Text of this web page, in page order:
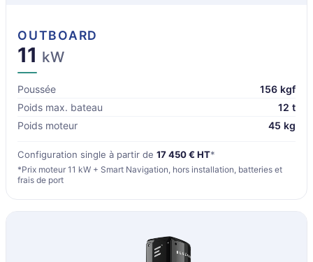
OUTBOARD
11 kW
Poussée
156 kgf
Poids max. bateau
12 t
Poids moteur
45 kg
Configuration single à partir de 17 450 € HT*
*Prix moteur 11 kW + Smart Navigation, hors installation, batteries et
frais de port